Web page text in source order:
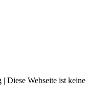
Diese Webseite ist keine